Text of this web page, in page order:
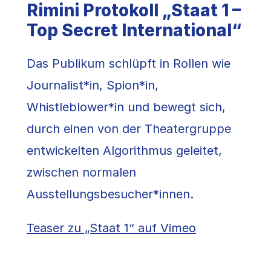
Rimini Protokoll „Staat 1 –
Top Secret International“
Das Publikum schlüpft in Rollen wie
Journalist*in, Spion*in,
Whistleblower*in und bewegt sich,
durch einen von der Theatergruppe
entwickelten Algorithmus geleitet,
zwischen normalen
Ausstellungsbesucher*innen.
Teaser zu „Staat 1“ auf Vimeo